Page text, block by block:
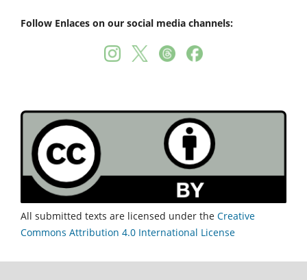
Follow Enlaces on our social media channels:
All submitted texts are licensed under the Creative
Commons Attribution 4.0 International License